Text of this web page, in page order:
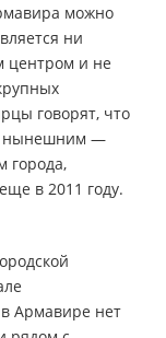
можно
ни
центром и не
говорят, что
нынешним —
города,
в 2011 году.
в Армавире нет